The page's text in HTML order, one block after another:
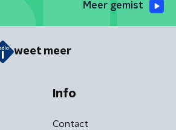
Meer gemist
weet meer
Info
Contact